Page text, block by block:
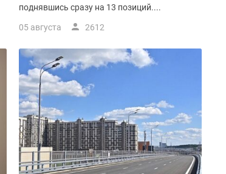
поднявшись сразу на 13 позиций....
05 августа 2612